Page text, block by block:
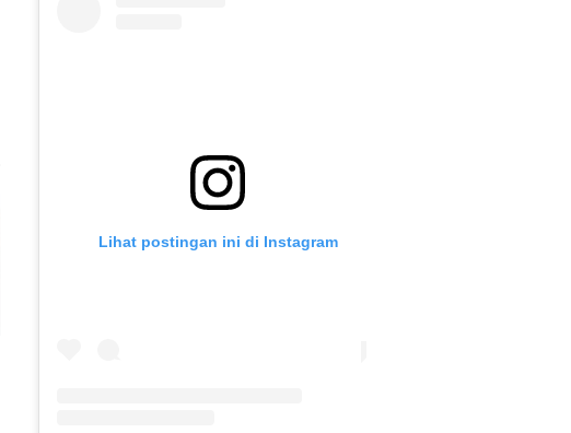
Lihat postingan ini di Instagram